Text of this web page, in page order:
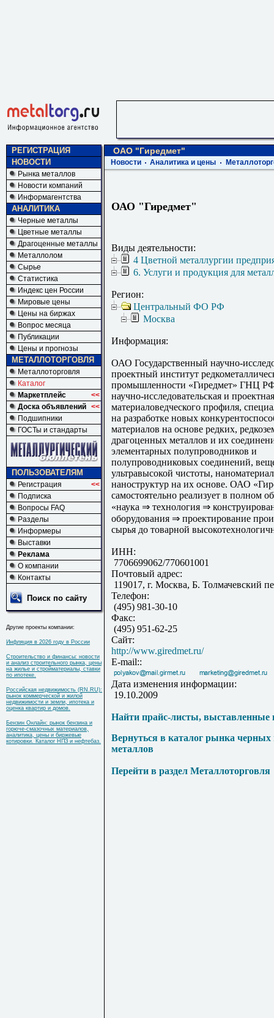
РЕГИСТРАЦИЯ
НОВОСТИ
Рынка металлов
Новости компаний
Информагентства
АНАЛИТИКА
Черные металлы
Цветные металлы
Драгоценные металлы
Металлолом
Сырье
Статистика
Индекс цен России
Мировые цены
Цены на биржах
Вопрос месяца
Публикации
Цены и прогнозы
МЕТАЛЛОТОРГОВЛЯ
Металлоторговля
Каталог
Маркетплейс
<<
Доска объявлений <<
Подшипники
ГОСТы и стандарты
ПОЛЬЗОВАТЕЛЯМ
Регистрация
<<
Подписка
Вопросы FAQ
Разделы
Информеры
Выставки
Реклама
О компании
Контакты
Поиск по сайту
Другие проекты компании:
Инфляция в 2026 году в России
Строительство и финансы: новости
и анализ строительного рынка, цены
на жилье и стройматериалы, ставки
по ипотеке.
Российская недвижимость (RN.RU):
рынок коммерческой и жилой
недвижимости и земли, ипотека и
оценка квартир и домов.
Бензин Онлайн: рынок бензина и
горюче-смазочных материалов,
аналитика, цены и биржевые
котировки. Каталог НПЗ и нефтебаз.
ОАО "Гиредмет"
Новости Аналитика и цены
ОАО "Гиредмет"
Виды деятельности:
4 Цветной металлургии
6. Услуги и продукция для
Регион:
Центральный ФО РФ
Москва
Информация:
ОАО Государственный научно-
проектный институт
промышленности «Гиредмет» ГНЦ
научно-исследовательская и
материаловедческого профиля,
на разработке новых
материалов на основе редких,
драгоценных металлов и их
элементарных полупроводников и
полупроводниковых соединений,
ультравысокой чистоты,
наноструктур на их основе. ОАО
самостоятельно реализует в полном
«наука ⇒ технология ⇒
оборудования ⇒ проектирование
сырья до товарной
ИНН:
7706699062/770601001
Почтовый адрес:
119017, г. Москва, Б. Толмачевский
Телефон:
(495) 981-30-10
Факс:
(495) 951-62-25
Сайт:
http://www.giredmet.ru/
E-mail::
Дата изменения информации:
19.10.2009
Найти прайс-листы, выставленные
Вернуться в каталог рынка
металлов
Перейти в раздел Металлоторговля